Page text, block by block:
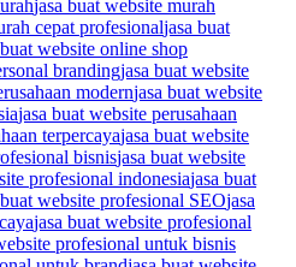
jasa buat website murah
cepat profesionaljasa buat
website online shop
brandingjasa buat website
modernjasa buat website
jasa buat website perusahaan
terpercayajasa buat website
bisnisjasa buat website
profesional indonesiajasa buat
website profesional SEOjasa
jasa buat website profesional
profesional untuk bisnis